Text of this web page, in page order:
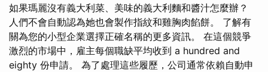
如果瑪麗沒有義大利菜、美味的義大利麵和醬汁怎麼辦？
人們不會自動認為她也會製作指紋和雞胸肉餡餅。 了解有
關為您的小型企業選擇正確名稱的更多資訊。 在這個競爭
激烈的市場中，雇主每個職缺平均收到 a hundred and
eighty 份申請。 為了處理這些履歷，公司通常依賴自動申